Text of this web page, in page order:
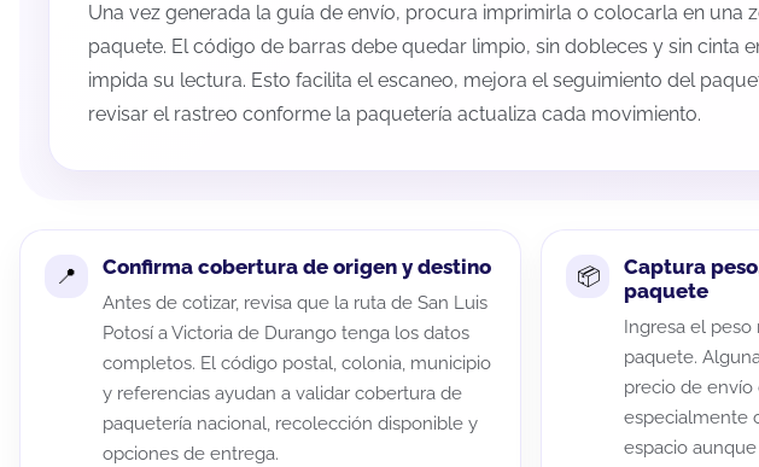
Una vez generada la guía de envío, procura imprimirla o colocarla en una
paquete. El código de barras debe quedar limpio, sin dobleces y sin cinta
impida su lectura. Esto facilita el escaneo, mejora el seguimiento del
revisar el rastreo conforme la paquetería actualiza cada movimiento.
Confirma cobertura de origen y destino
Antes de cotizar, revisa que la ruta de San Luis
Potosí a Victoria de Durango tenga los datos
completos. El código postal, colonia, municipio
y referencias ayudan a validar cobertura de
paquetería nacional, recolección disponible y
opciones de entrega.
Captura
paquete
Ingresa el
paquete.
precio de
especialmente
espacio